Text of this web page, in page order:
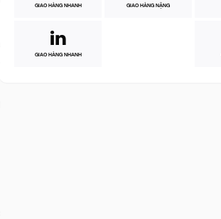
GIAO HÀNG NHANH GIAO HÀNG NẶNG
GIAO HÀNG NHANH